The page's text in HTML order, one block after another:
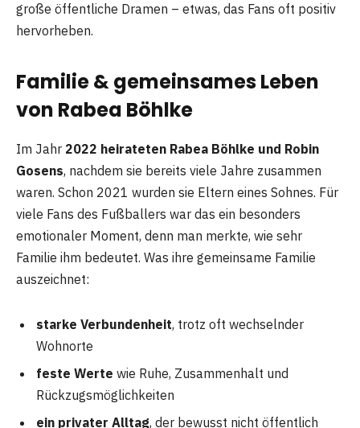
große öffentliche Dramen – etwas, das Fans oft positiv
hervorheben.
Familie & gemeinsames Leben
von Rabea Böhlke
Im Jahr 2022 heirateten Rabea Böhlke und Robin
Gosens, nachdem sie bereits viele Jahre zusammen
waren. Schon 2021 wurden sie Eltern eines Sohnes. Für
viele Fans des Fußballers war das ein besonders
emotionaler Moment, denn man merkte, wie sehr
Familie ihm bedeutet. Was ihre gemeinsame Familie
auszeichnet:
starke Verbundenheit, trotz oft wechselnder
Wohnorte
feste Werte wie Ruhe, Zusammenhalt und
Rückzugsmöglichkeiten
ein privater Alltag, der bewusst nicht öffentlich